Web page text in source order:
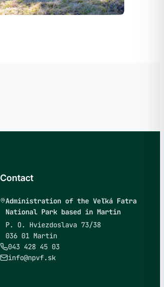
Contact
Administration of the Veľká Fatra
National Park based in Martin
P. O. Hviezdoslava 73/38
036 01 Martin
043 428 45 03
info@npvf.sk